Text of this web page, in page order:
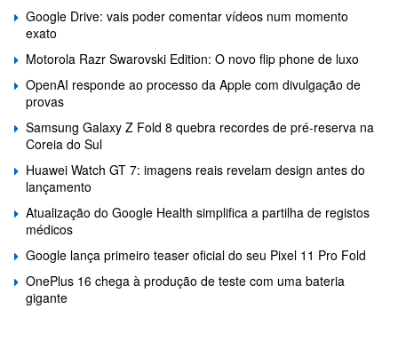
Google Drive: vais poder comentar vídeos num momento
exato
Motorola Razr Swarovski Edition: O novo flip phone de luxo
OpenAI responde ao processo da Apple com divulgação de
provas
Samsung Galaxy Z Fold 8 quebra recordes de pré-reserva na
Coreia do Sul
Huawei Watch GT 7: imagens reais revelam design antes do
lançamento
Atualização do Google Health simplifica a partilha de registos
médicos
Google lança primeiro teaser oficial do seu Pixel 11 Pro Fold
OnePlus 16 chega à produção de teste com uma bateria
gigante